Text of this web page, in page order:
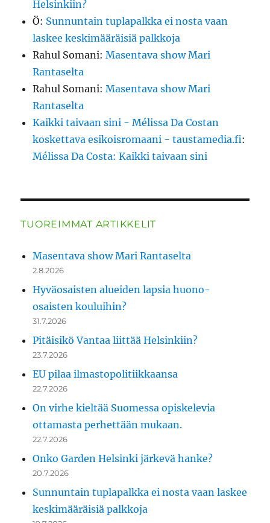
Helsinkiin?
Ö: Sunnuntain tuplapalkka ei nosta vaan
laskee keskimääräisiä palkkoja
Rahul Somani:Masentava show Mari
Rantaselta
Rahul Somani:Masentava show Mari
Rantaselta
Kaikki taivaan sini - Mélissa Da Costan
koskettava esikoisromaani - taustamedia.fi:
Mélissa Da Costa: Kaikki taivaan sini
TUOREIMMAT ARTIKKELIT
Masentava show Mari Rantaselta
2.8.2026
Hyväosaisten alueiden lapsia huono-
osaisten kouluihin?
31.7.2026
Pitäisikö Vantaa liittää Helsinkiin?
23.7.2026
EU pilaa ilmastopolitiikkaansa
22.7.2026
On virhe kieltää Suomessa opiskelevia
ottamasta perhettään mukaan.
22.7.2026
Onko Garden Helsinki järkevä hanke?
20.7.2026
Sunnuntain tuplapalkka ei nosta vaan laskee
keskimääräisiä palkkoja